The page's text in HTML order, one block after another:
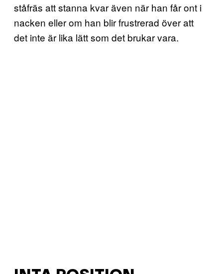
ståfräs att stanna kvar även när han får ont i
nacken eller om han blir frustrerad över att
det inte är lika lätt som det brukar vara.